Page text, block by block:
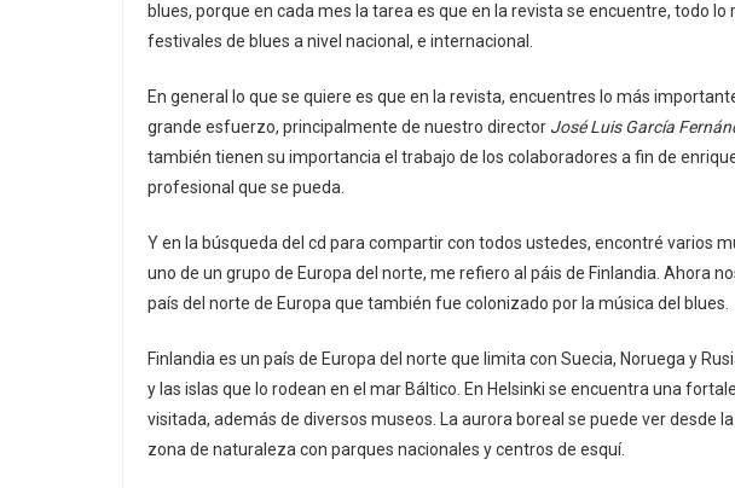
blues, porque en cada mes la tarea es que en la revista se encuentre, todo
festivales de blues a nivel nacional, e internacional.
En general lo que se quiere es que en la revista, encuentres lo más
grande esfuerzo, principalmente de nuestro director José Luis García
también tienen su importancia el trabajo de los colaboradores a fin de
profesional que se pueda.
Y en la búsqueda del cd para compartir con todos ustedes, encontré varios
uno de un grupo de Europa del norte, me refiero al páis de Finlandia. Ahora
país del norte de Europa que también fue colonizado por la música del blues.
Finlandia es un país de Europa del norte que limita con Suecia, Noruega y
y las islas que lo rodean en el mar Báltico. En Helsinki se encuentra una
visitada, además de diversos museos. La aurora boreal se puede ver desde
zona de naturaleza con parques nacionales y centros de esquí.